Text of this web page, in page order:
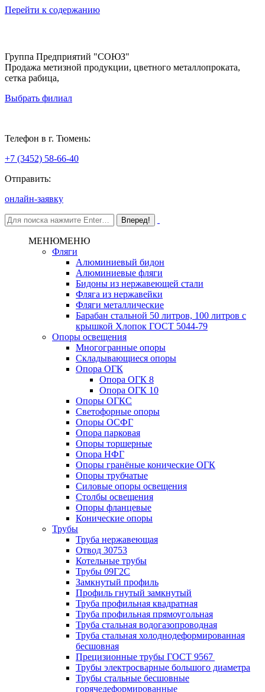
Перейти к содержанию
Группа Предприятий "СОЮЗ"
Продажа метизной продукции, цветного металлопроката,
сетка рабица,
Выбрать филиал
Телефон в г. Тюмень:
+7 (3452) 58-66-40
Отправить:
онлайн-заявку
МЕНЮМЕНЮ
Фляги
Алюминиевый бидон
Алюминиевые фляги
Бидоны из нержавеющей стали
Фляга из нержавейки
Фляги металлические
Барабан стальной 50 литров, 100 литров с
крышкой Хлопок ГОСТ 5044-79
Опоры освещения
Многогранные опоры
Складывающиеся опоры
Опора ОГК
Опора ОГК 8
Опора ОГК 10
Опоры ОГКС
Светофорные опоры
Опоры ОСФГ
Опора парковая
Опоры торшерные
Опора НФГ
Опоры гранёные конические ОГК
Опоры трубчатые
Силовые опоры освещения
Столбы освещения
Опоры фланцевые
Конические опоры
Трубы
Труба нержавеющая
Отвод 30753
Котельные трубы
Трубы 09Г2С
Замкнутый профиль
Профиль гнутый замкнутый
Труба профильная квадратная
Труба профильная прямоугольная
Труба стальная водогазопроводная
Труба стальная холоднодеформированная
бесшовная
Прецизионные трубы ГОСТ 9567
Трубы электросварные большого диаметра
Трубы стальные бесшовные
горячедеформированные